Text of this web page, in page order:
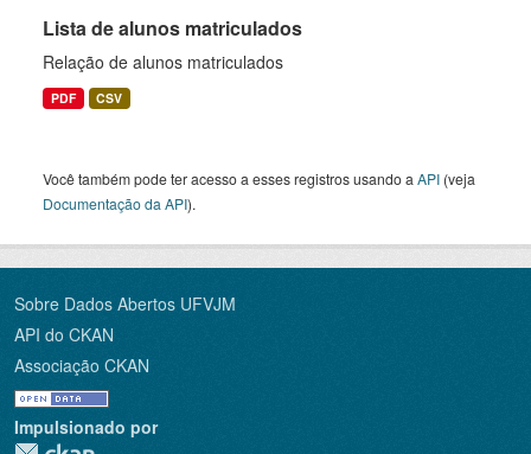
Lista de alunos matriculados
Relação de alunos matriculados
PDF CSV
Você também pode ter acesso a esses registros usando a API (veja
Documentação da API).
Sobre Dados Abertos UFVJM
API do CKAN
Associação CKAN
Impulsionado por